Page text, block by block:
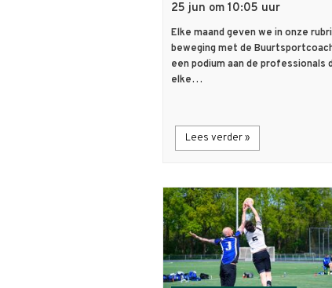
25 jun om 10:05 uur
Elke maand geven we in onze
beweging met de
een podium aan de professionals
elke…
Lees verder »